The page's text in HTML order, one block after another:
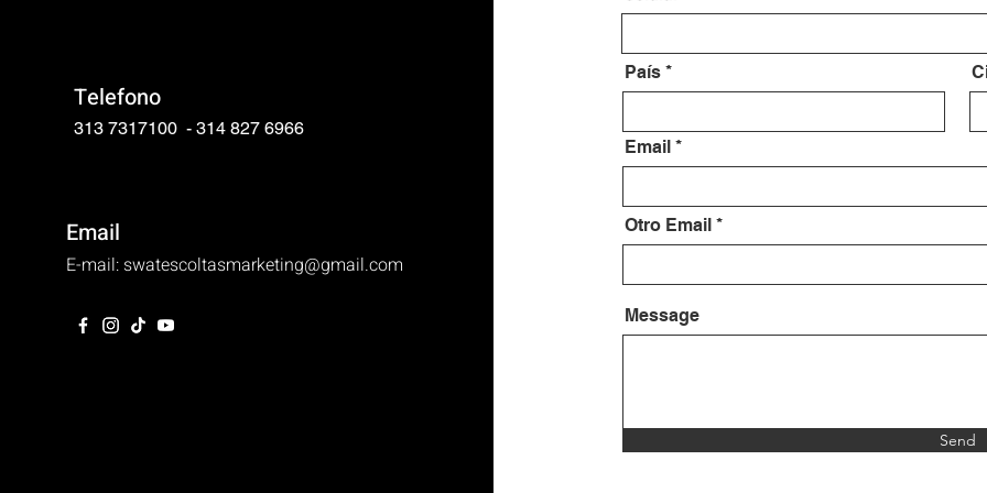
Telefono
313 7317100 - 314 827 6966
Email
E-mail: swatescoltasmarketing@gmail.com
País
Email
Otro Email
Message
Send